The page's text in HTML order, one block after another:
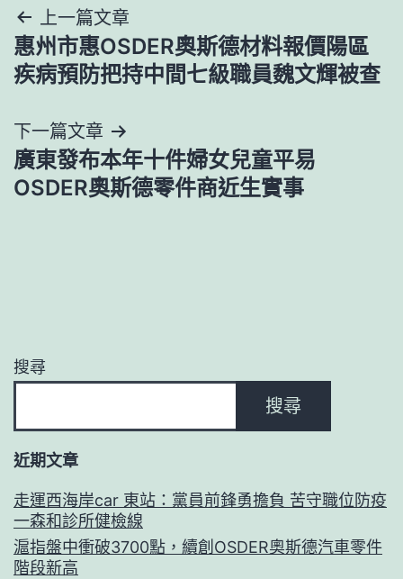
文
章
覽
上一篇文章
惠州市惠OSDER奧斯德材料報價陽區
疾病預防把持中間七級職員魏文輝被查
下一篇文章
廣東發布本年十件婦女兒童平易
OSDER奧斯德零件商近生實事
搜尋
搜尋
近期文章
走運西海岸car 東站：黨員前鋒勇擔負 苦守職位防疫
一森和診所健檢線
滬指盤中衝破3700點，續創OSDER奧斯德汽車零件
階段新高